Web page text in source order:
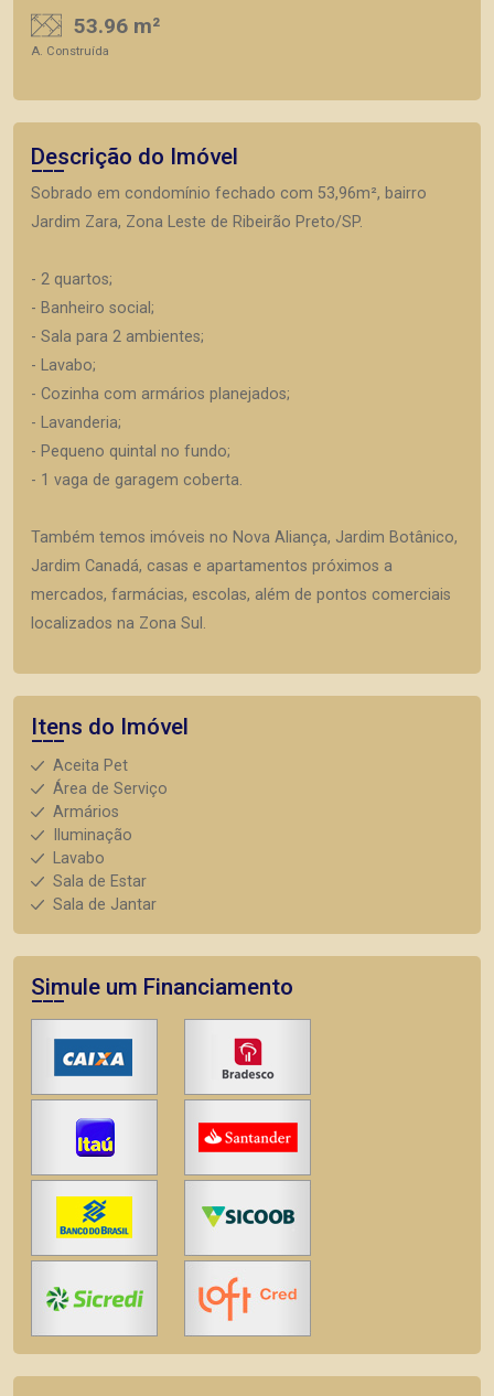
53.96 m²
A. Construída
Descrição do Imóvel
Sobrado em condomínio fechado com 53,96m², bairro
Jardim Zara, Zona Leste de Ribeirão Preto/SP.
- 2 quartos;
- Banheiro social;
- Sala para 2 ambientes;
- Lavabo;
- Cozinha com armários planejados;
- Lavanderia;
- Pequeno quintal no fundo;
- 1 vaga de garagem coberta.
Também temos imóveis no Nova Aliança, Jardim Botânico,
Jardim Canadá, casas e apartamentos próximos a
mercados, farmácias, escolas, além de pontos comerciais
localizados na Zona Sul.
Itens do Imóvel
Aceita Pet
Área de Serviço
Armários
Iluminação
Lavabo
Sala de Estar
Sala de Jantar
Simule um Financiamento